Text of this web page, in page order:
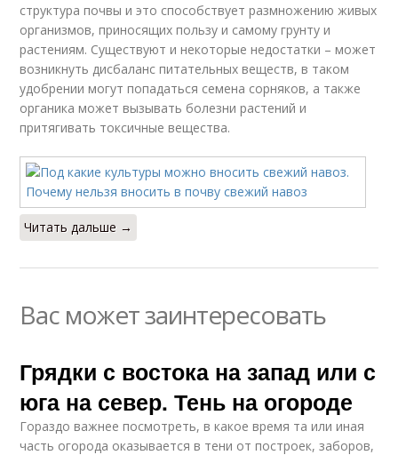
структура почвы и это способствует размножению живых
организмов, приносящих пользу и самому грунту и
растениям. Существуют и некоторые недостатки – может
возникнуть дисбаланс питательных веществ, в таком
удобрении могут попадаться семена сорняков, а также
органика может вызывать болезни растений и
притягивать токсичные вещества.
Читать дальше →
Вас может заинтересовать
Грядки с востока на запад или с
юга на север. Тень на огороде
Гораздо важнее посмотреть, в какое время та или иная
часть огорода оказывается в тени от построек, заборов,